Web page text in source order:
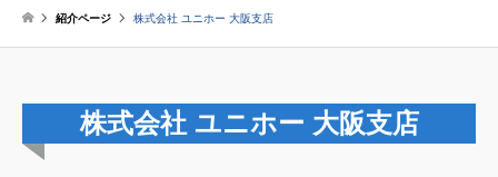
不動産投資
マンション売却
土地売却
紹介ページ 株式会社 ユニホー 大阪支店
株式会社 ユニホー 大阪支店